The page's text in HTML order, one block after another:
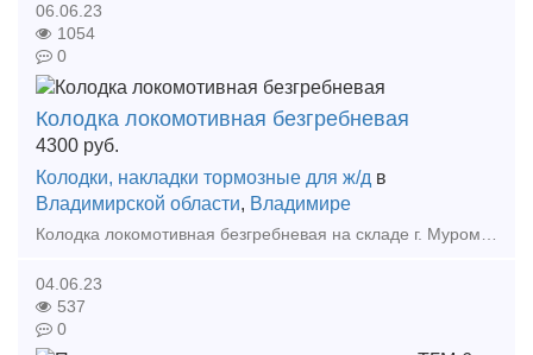
06.06.23
1054
0
Колодка локомотивная безгребневая
4300 руб.
Колодки, накладки тормозные для ж/д в
Владимирской области, Владимире
04.06.23
537
0